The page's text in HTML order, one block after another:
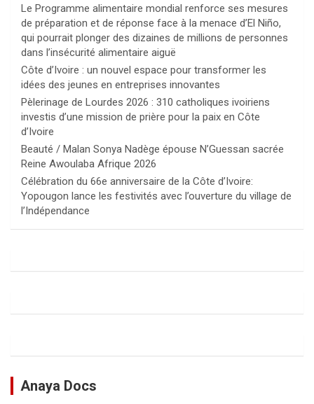
Le Programme alimentaire mondial renforce ses mesures
de préparation et de réponse face à la menace d’El Niño,
qui pourrait plonger des dizaines de millions de personnes
dans l’insécurité alimentaire aiguë
Côte d’Ivoire : un nouvel espace pour transformer les
idées des jeunes en entreprises innovantes
Pèlerinage de Lourdes 2026 : 310 catholiques ivoiriens
investis d’une mission de prière pour la paix en Côte
d’Ivoire
Beauté / Malan Sonya Nadège épouse N’Guessan sacrée
Reine Awoulaba Afrique 2026
Célébration du 66e anniversaire de la Côte d’Ivoire:
Yopougon lance les festivités avec l’ouverture du village de
l’Indépendance
Anaya Docs